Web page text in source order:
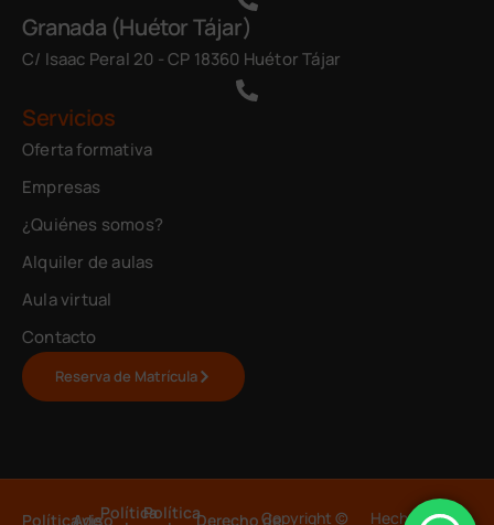
Servicios
Oferta formativa
Empresas
¿Quiénes somos?
Alquiler de aulas
Aula virtual
Contacto
Reserva de Matrícula
Granada (Huétor Tájar)
C/ Isaac Peral 20 - CP 18360 Huétor Tájar
Copyright © Hecho con 💙
Política de
AvisoPolíticaPolíticaDerecho de